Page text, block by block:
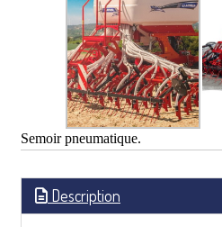
Semoir pneumatique.
Description